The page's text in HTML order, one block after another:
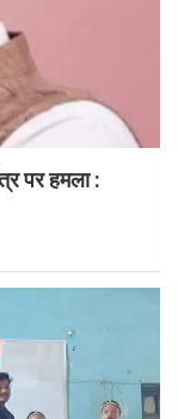
पर हमला :